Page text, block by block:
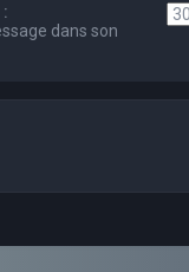
dans son